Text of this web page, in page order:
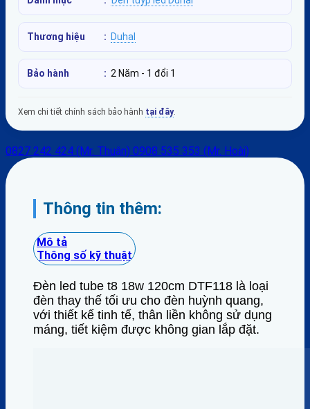
Thương hiệu : Duhal
Bảo hành : 2 Năm - 1 đổi 1
Xem chi tiết chính sách bảo hành tại đây.
0827 242 424 (Mr. Thuận) 0908 535 353 (Mr. Hoài)
Thông tin thêm:
Mô tả
Thông số kỹ thuật
Đèn led tube t8 18w 120cm DTF118 là loại
đèn thay thế tối ưu cho đèn huỳnh quang,
với thiết kế tinh tế, thân liền không sử dụng
máng, tiết kiệm được không gian lắp đặt.